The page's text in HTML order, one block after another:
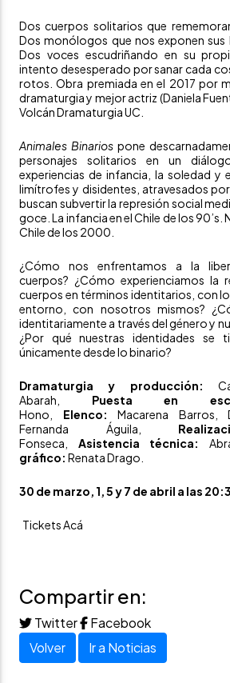
Dos cuerpos solitarios que
Dos monólogos que nos exponen sus
Dos voces escudriñando en su
intento desesperado por sanar cada
rotos. Obra premiada en el 2017 por
dramaturgia y mejor actriz (Daniela
Volcán Dramaturgia UC.
Animales Binariospone
personajes solitarios en un
experiencias de infancia, la soledad y
limítrofes y disidentes, atravesados
buscan subvertir la represión social
goce. La infancia en el Chile de los 90’s.
Chile de los 2000.
¿Cómo nos enfrentamos a la
cuerpos? ¿Cómo experienciamos la
cuerpos en términos identitarios, con
entorno, con nosotros mismos?
identitariamente a través del género y
¿Por qué nuestras identidades se
únicamente desde lo binario?
Dramaturgia y producción:
Abarah, Puesta en
Hono, Elenco: Macarena Barros,
Fernanda Águila,
Fonseca, Asistencia técnica:
gráfico: Renata Drago.
30 de marzo, 1, 5 y 7 de abril a las
Tickets Acá
Compartir en:
Twitter
Facebook
Volver
Ir a Noticias